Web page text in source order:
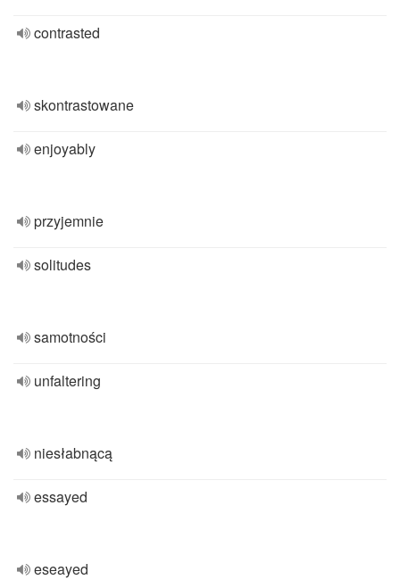
contrasted
skontrastowane
enjoyably
przyjemnie
solitudes
samotności
unfaltering
niesłabnącą
essayed
eseayed